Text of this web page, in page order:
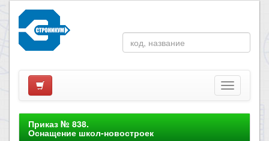
Приказ № 838.
Оснащение школ-новостроек